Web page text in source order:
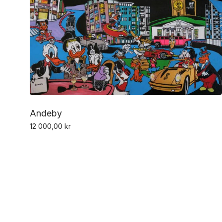
Andeby
12 000,00 kr